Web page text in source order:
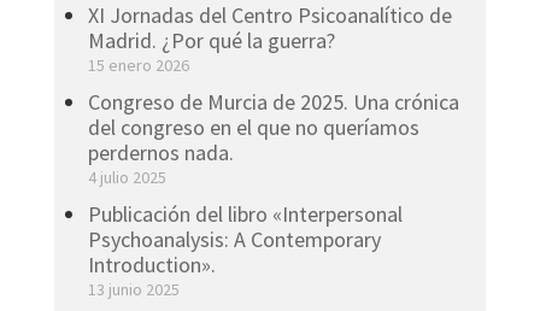
XI Jornadas del Centro Psicoanalítico de
Madrid. ¿Por qué la guerra?
15 enero 2026
Congreso de Murcia de 2025. Una crónica
del congreso en el que no queríamos
perdernos nada.
4 julio 2025
Publicación del libro «Interpersonal
Psychoanalysis: A Contemporary
Introduction».
13 junio 2025